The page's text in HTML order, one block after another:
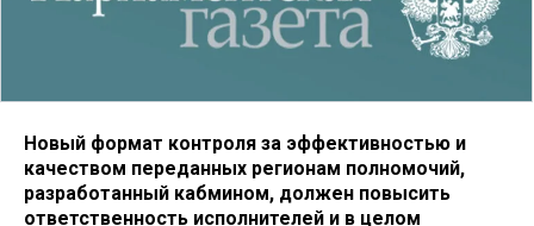
Новый формат контроля за эффективностью и
качеством переданных регионам полномочий,
разработанный кабмином, должен повысить
ответственность исполнителей и в целом